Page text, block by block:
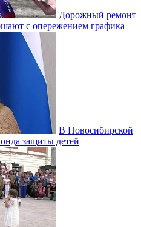
Дорожный ремонт
с опережением графика
В Новосибирской
защиты детей